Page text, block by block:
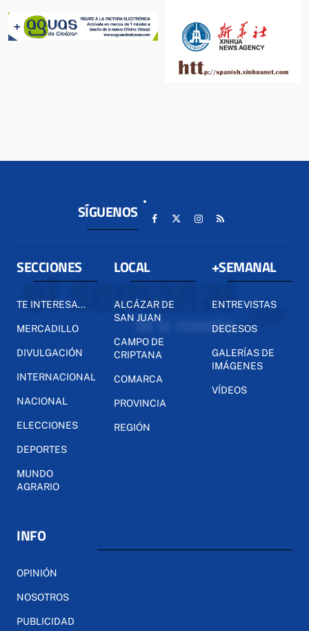
SÍGUENOS
SECCIONES
TE INTERESA...
MERCADILLO
DIVULGACIÓN
INTERNACIONAL
NACIONAL
ELECCIONES
DEPORTES
MUNDO
AGRARIO
LOCAL
ALCÁZAR DE
SAN JUAN
CAMPO DE
CRIPTANA
COMARCA
PROVINCIA
REGIÓN
+SEMANAL
ENTREVISTAS
DECESOS
GALERÍAS DE
IMÁGENES
VÍDEOS
INFO
OPINIÓN
NOSOTROS
PUBLICIDAD